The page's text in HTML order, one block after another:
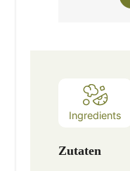
Ingredients
Zutaten